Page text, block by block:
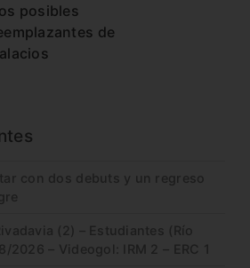
posibles
de
con dos debuts y un regreso
(2) – Estudiantes (Río
2026 – Videogol: IRM 2 – ERC 1